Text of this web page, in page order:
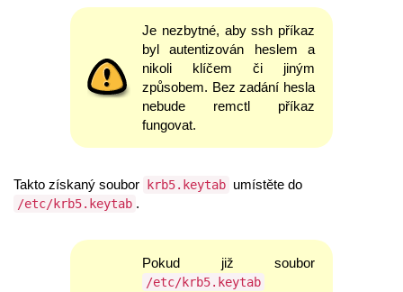
Je nezbytné, aby ssh příkaz
byl autentizován heslem a
nikoli klíčem či jiným
způsobem. Bez zadání hesla
nebude remctl příkaz
fungovat.
Takto získaný soubor krb5.keytab umístěte do
/etc/krb5.keytab .
Pokud již soubor
/etc/krb5.keytab